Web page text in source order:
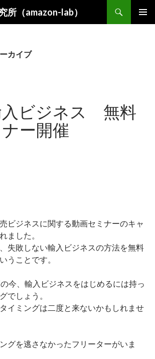
所（amazon-lab）
カイブ
入ビジネス 無料
ー開催
ビジネスに関する動画セミナーのキャ
ました。
失敗しない輸入ビジネスの方法を無料
うことです。
今、輸入ビジネスをはじめるには持っ
でしょう。
イミングは二度と来ないかもしれませ
グを逃さなかったフリーターがいま